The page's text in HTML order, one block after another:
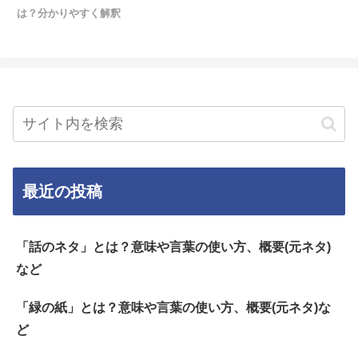
は？分かりやすく解釈
最近の投稿
「話のネタ」とは？意味や言葉の使い方、概要(元ネタ)
など
「緑の紙」とは？意味や言葉の使い方、概要(元ネタ)な
ど